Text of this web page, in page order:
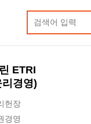
ETRI
리경영)
헌장
경영